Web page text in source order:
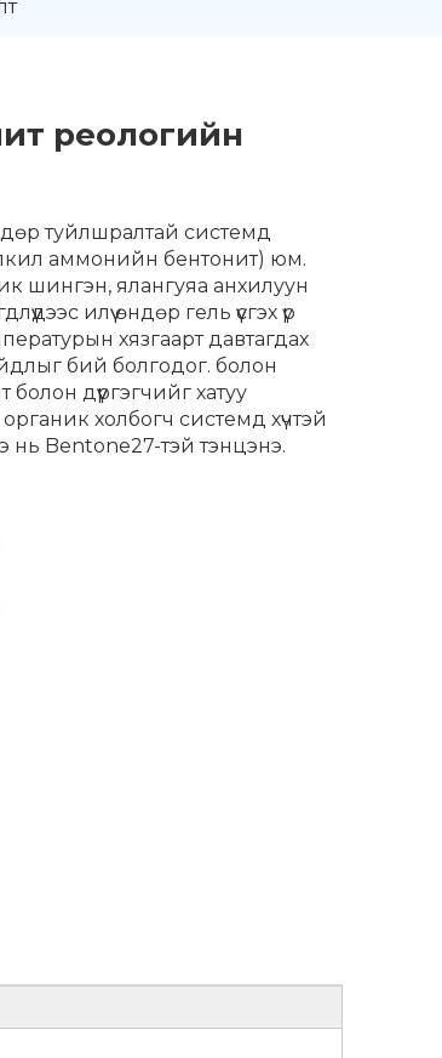
реологийн
туйлшралтай системд
аммонийн бентонит) юм.
шингэн, ялангуяа анхилуун
илүү өндөр гель үүсгэх үр
хязгаарт давтагдах
бий болгодог. болон
дүүргэгчийг хатуу
холбогч системд хүчтэй
нь Bentone27-тэй тэнцэнэ.